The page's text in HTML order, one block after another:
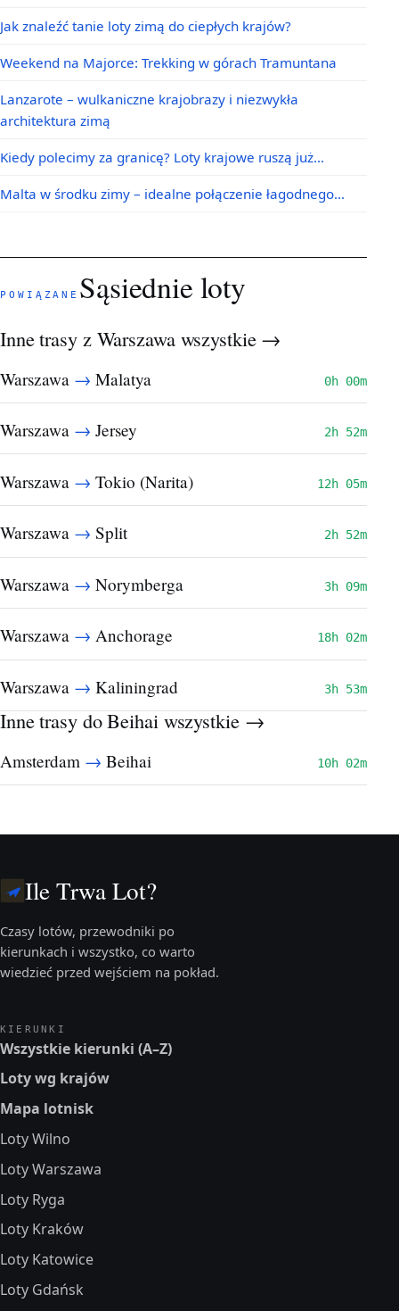
Jak znaleźć tanie loty zimą do ciepłych krajów?
Weekend na Majorce: Trekking w górach Tramuntana
Lanzarote – wulkaniczne krajobrazy i niezwykła
architektura zimą
Kiedy polecimy za granicę? Loty krajowe ruszą już…
Malta w środku zimy – idealne połączenie łagodnego…
POWIĄZANE Sąsiednie loty
Inne trasy z Warszawa wszystkie →
Warszawa → Malatya 0h 00m
Warszawa → Jersey 2h 52m
Warszawa → Tokio (Narita) 12h 05m
Warszawa → Split 2h 52m
Warszawa → Norymberga 3h 09m
Warszawa → Anchorage 18h 02m
Warszawa → Kaliningrad 3h 53m
Inne trasy do Beihaiwszystkie →
Amsterdam → Beihai 10h 02m
Ile Trwa Lot?
Czasy lotów, przewodniki po
kierunkach i wszystko, co warto
wiedzieć przed wejściem na pokład.
KIERUNKI
Wszystkie kierunki (A–Z)
Loty wg krajów
Mapa lotnisk
Loty Wilno
Loty Warszawa
Loty Ryga
Loty Kraków
Loty Katowice
Loty Gdańsk